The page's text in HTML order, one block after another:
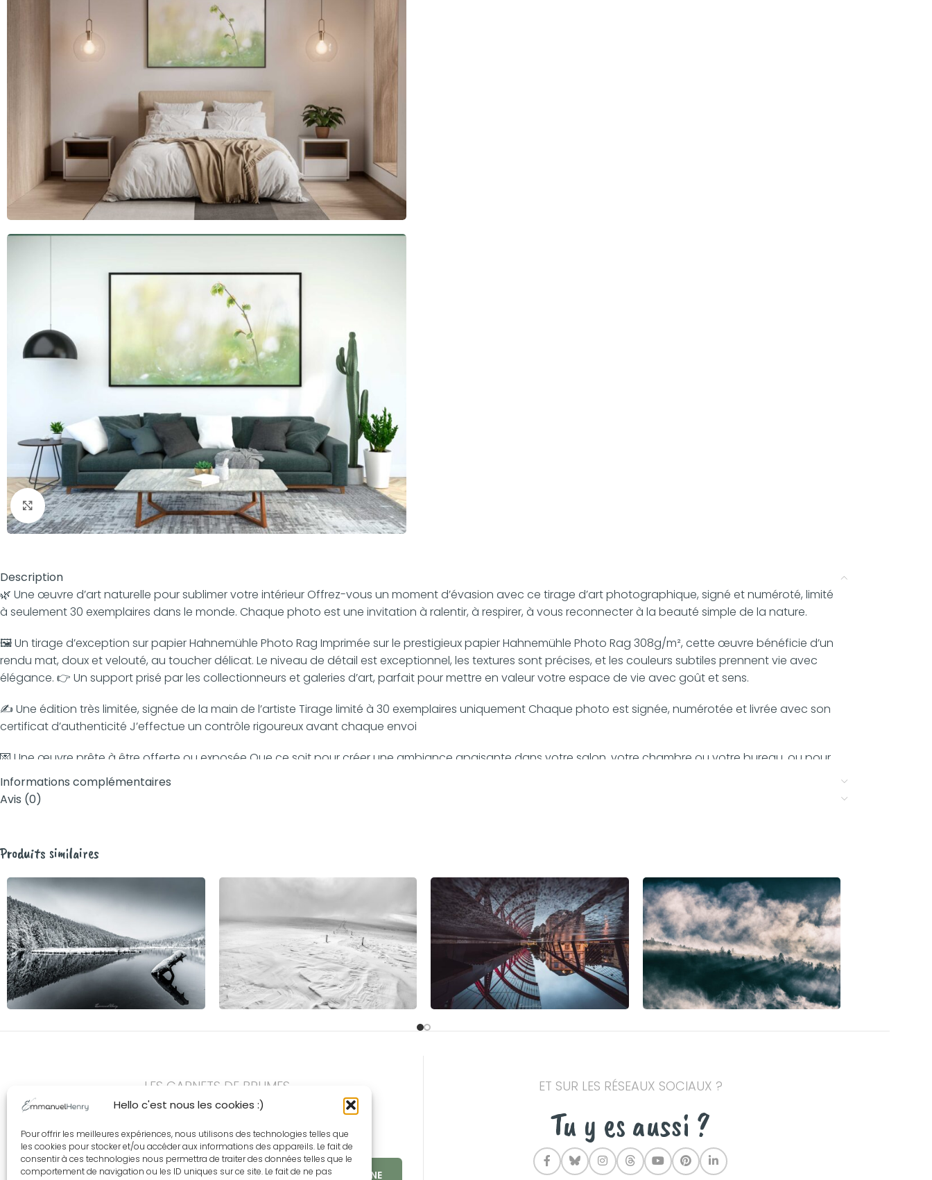
Hello c'est nous les cookies :)
Pour offrir les meilleures expériences, nous utilisons des technologies telles que
les cookies pour stocker et/ou accéder aux informations des appareils. Le fait de
consentir à ces technologies nous permettra de traiter des données telles que le
comportement de navigation ou les ID uniques sur ce site. Le fait de ne pas
Click to enlarge
Description
🌿 Une œuvre d’art naturelle pour sublimer votre intérieur Offrez-vous un moment d’évasion avec ce tirage d’art photographique, signé et numéroté, limité
à seulement 30 exemplaires dans le monde. Chaque photo est une invitation à ralentir, à respirer, à vous reconnecter à la beauté simple de la nature.
🖼️ Un tirage d’exception sur papier Hahnemühle Photo Rag Imprimée sur le prestigieux papier Hahnemühle Photo Rag 308g/m², cette œuvre bénéficie d’un
rendu mat, doux et velouté, au toucher délicat. Le niveau de détail est exceptionnel, les textures sont précises, et les couleurs subtiles prennent vie avec
élégance. 👉 Un support prisé par les collectionneurs et galeries d’art, parfait pour mettre en valeur votre espace de vie avec goût et sens.
✍️ Une édition très limitée, signée de la main de l’artiste Tirage limité à 30 exemplaires uniquement Chaque photo est signée, numérotée et livrée avec son
certificat d’authenticité J’effectue un contrôle rigoureux avant chaque envoi
💌 Une œuvre prête à être offerte ou exposée Que ce soit pour créer une ambiance apaisante dans votre salon, votre chambre ou votre bureau, ou pour
offrir un cadeau symbolique et raffiné à un être cher, ce tirage d’art s’intègrera parfaitement dans une décoration naturelle, bohème ou contemporaine.
💬 Besoin d’aide pour choisir le bon format ou l’accrochage idéal ? Je suis à votre écoute pour vous conseiller au mieux, selon vos envies et votre intérieur.
Informations complémentaires
Avis (0)
Produits similaires
LES CARNETS DE BRUMES
Suis moi en Forêt
ET SUR LES RÉSEAUX SOCIAUX ?
Tu y es aussi ?